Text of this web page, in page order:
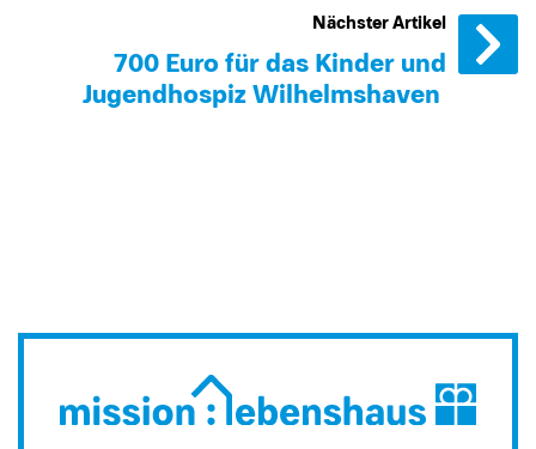
Nächster Artikel
700 Euro für das Kinder und
Jugendhospiz Wilhelmshaven